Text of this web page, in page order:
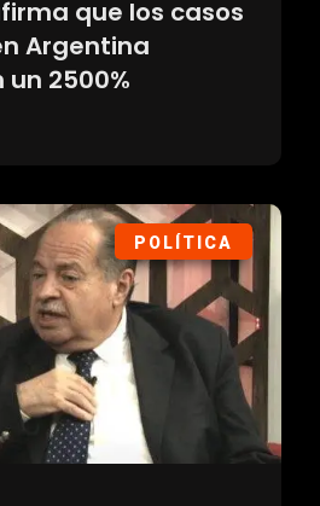
que los casos
Argentina
2500%
POLÍTICA